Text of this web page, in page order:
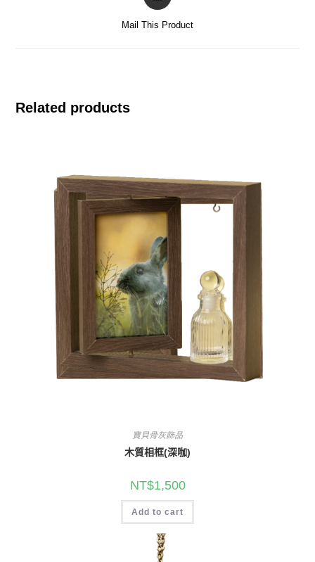
Mail This Product
Related products
寶貝骨灰飾品
木質相框(深咖)
NT$1,500
Add to cart